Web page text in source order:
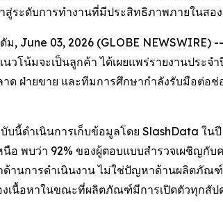
สู่ระดับการทำงานที่มีประสิทธิภาพภายในสอ
ม, June 03, 2026 (GLOBE
วโน้มจะเป็นลูกค้า ได้เผยแพร่รายงานประจ
ด ฝ่ายขาย และทีมการศึกษากำลังรับมือต่อช่
บนี้ดำเนินการเก็บข้อมูลโดย SlashData ใ
นือ พบว่า 92% ของผู้ตอบแบบสำรวจเผชิญ
านการดำเนินงาน ไม่ใช่ปัญหาด้านผลิตภัณ
งเนื้อหาในขณะที่ผลิตภัณฑ์มีการเปิดตัวทุกสัป